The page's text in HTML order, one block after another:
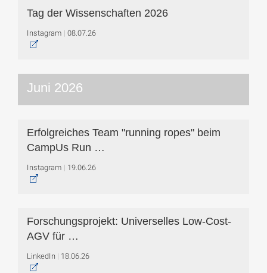
Tag der Wissenschaften 2026
Instagram 08.07.26
Juni 2026
Erfolgreiches Team "running ropes" beim
CampUs Run …
Instagram 19.06.26
Forschungsprojekt: Universelles Low-Cost-
AGV für …
LinkedIn 18.06.26